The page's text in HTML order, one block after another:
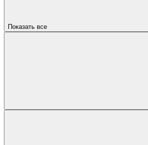
Показать все